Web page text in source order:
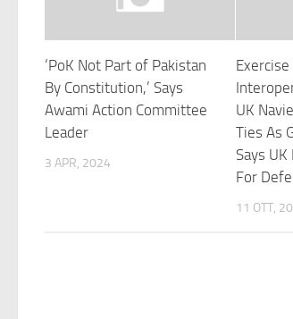
‘PoK Not Part of Pakistan
By Constitution,’ Says
Awami Action Committee
Leader
3 APR, 2024
UK
Ties As
Says
For
11 OTT,